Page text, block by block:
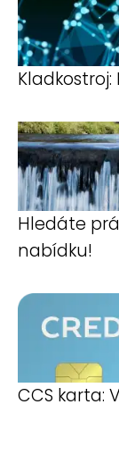
Hledáte
nabídku!
CCS karta: